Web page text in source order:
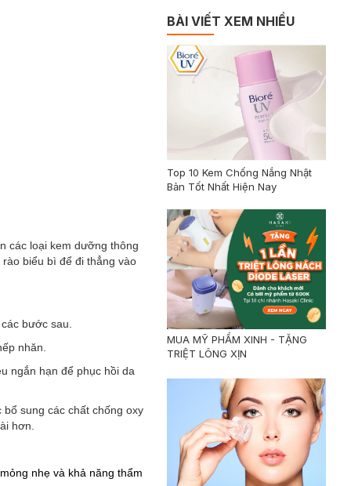
các loại kem dưỡng thông
biểu bì để đi thẳng vào
bước sau.
nhăn.
ngắn hạn để phục hồi da
sung các chất chống oxy
hơn.
nhẹ và khả năng thẩm
BÀI VIẾT XEM NHIỀU
Top 10 Kem Chống Nắng Nhật
Bản Tốt Nhất Hiện Nay
MUA MỸ PHẨM XINH - TẶNG
TRIỆT LÔNG XỊN